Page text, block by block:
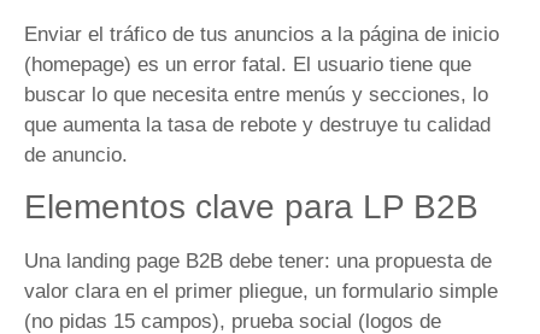
Enviar el tráfico de tus anuncios a la página de inicio
(homepage) es un error fatal. El usuario tiene que
buscar lo que necesita entre menús y secciones, lo
que aumenta la tasa de rebote y destruye tu calidad
de anuncio.
Elementos clave para LP B2B
Una landing page B2B debe tener: una propuesta de
valor clara en el primer pliegue, un formulario simple
(no pidas 15 campos), prueba social (logos de